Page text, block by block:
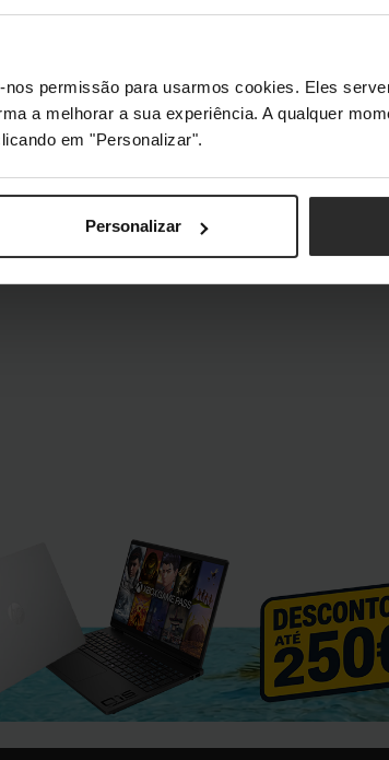
permissão para usarmos cookies. Eles
a melhorar a sua experiência. A qualquer
em "Personalizar".
Personalizar